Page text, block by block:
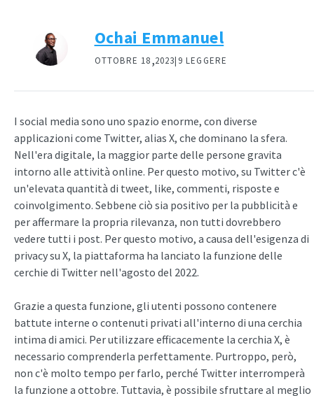
Ochai Emmanuel
OTTOBRE 18,2023| 9 LEGGERE
I social media sono uno spazio enorme, con diverse
applicazioni come Twitter, alias X, che dominano la sfera.
Nell'era digitale, la maggior parte delle persone gravita
intorno alle attività online. Per questo motivo, su Twitter c'è
un'elevata quantità di tweet, like, commenti, risposte e
coinvolgimento. Sebbene ciò sia positivo per la pubblicità e
per affermare la propria rilevanza, non tutti dovrebbero
vedere tutti i post. Per questo motivo, a causa dell'esigenza di
privacy su X, la piattaforma ha lanciato la funzione delle
cerchie di Twitter nell'agosto del 2022.
Grazie a questa funzione, gli utenti possono contenere
battute interne o contenuti privati all'interno di una cerchia
intima di amici. Per utilizzare efficacemente la cerchia X, è
necessario comprenderla perfettamente. Purtroppo, però,
non c'è molto tempo per farlo, perché Twitter interromperà
la funzione a ottobre. Tuttavia, è possibile sfruttare al meglio